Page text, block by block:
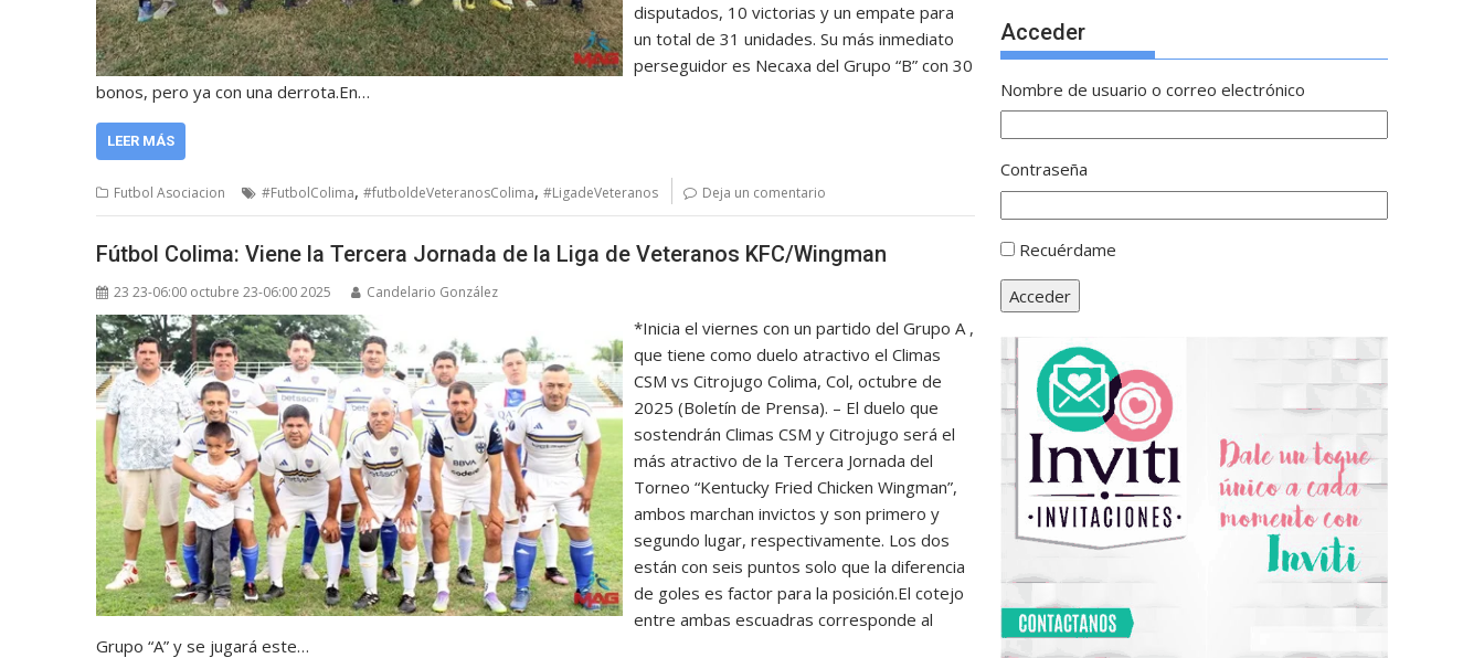
disputados, 10 victorias y un empate para
un total de 31 unidades. Su más inmediato
perseguidor es Necaxa del Grupo “B” con 30
bonos, pero ya con una derrota.En…
LEER MÁS
Futbol Asociacion #FutbolColima, #futboldeVeteranosColima, #LigadeVeteranos Deja un comentario
Fútbol Colima: Viene la Tercera Jornada de la Liga de Veteranos KFC/Wingman
23 23-06:00 octubre 23-06:00 2025 Candelario González
*Inicia el viernes con un partido del Grupo A ,
que tiene como duelo atractivo el Climas
CSM vs Citrojugo Colima, Col, octubre de
2025 (Boletín de Prensa). – El duelo que
sostendrán Climas CSM y Citrojugo será el
más atractivo de la Tercera Jornada del
Torneo “Kentucky Fried Chicken Wingman”,
ambos marchan invictos y son primero y
segundo lugar, respectivamente. Los dos
están con seis puntos solo que la diferencia
de goles es factor para la posición.El cotejo
entre ambas escuadras corresponde al
Grupo “A” y se jugará este…
Acceder
Nombre de usuario o correo electrónico
Contraseña
Recuérdame
Acceder